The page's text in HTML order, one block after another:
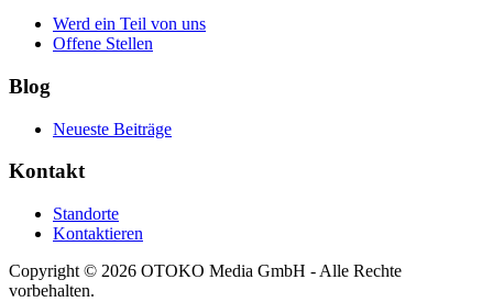
Werd ein Teil von uns
Offene Stellen
Blog
Neueste Beiträge
Kontakt
Standorte
Kontaktieren
Copyright © 2026 OTOKO Media GmbH - Alle Rechte
vorbehalten.